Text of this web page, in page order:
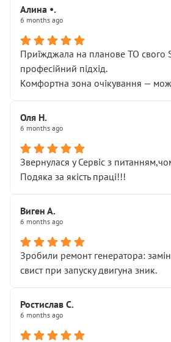
Алина •.
6 months ago
Приїжджала на планове ТО свого
професійний підхід.
Комфортна зона очікування —
Оля Н.
6 months ago
Звернулася у Сервіс з
Подяка за якість праці!!!
Виген А.
6 months ago
Зробили ремонт генератора:
свист при запуску двигуна зник.
Ростислав С.
6 months ago